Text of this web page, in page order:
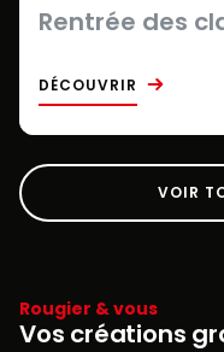
Rentrée des
DÉCOUVRIR
VOIR
Rougier & vous
Vos créations